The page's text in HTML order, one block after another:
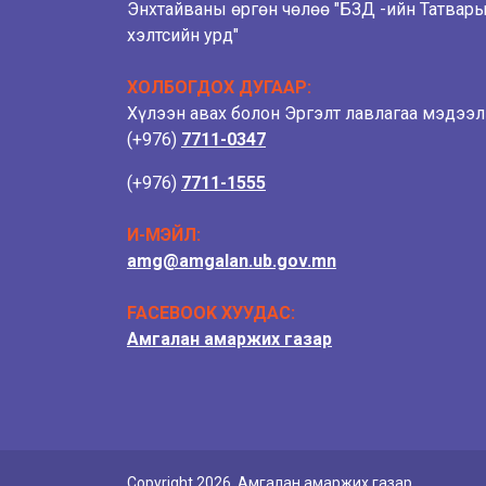
Энхтайваны өргөн чөлөө "БЗД -ийн
хэлтсийн урд"
ХОЛБОГДОХ ДУГААР:
Хүлээн авах болон Эргэлт лавлагаа
(+976) 7711-0347
(+976) 7711-1555
И-МЭЙЛ:
amg@amgalan.ub.gov.mn
FACEBOOK ХУУДАС:
Амгалан амаржих газар